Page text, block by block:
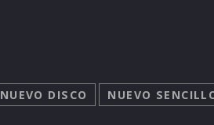
NUEVO DISCO NUEVO